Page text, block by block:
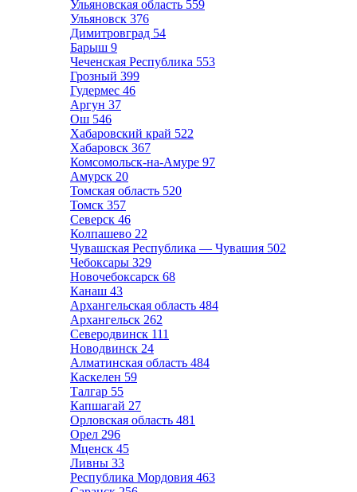
Ульяновская область 559
Ульяновск 376
Димитровград 54
Барыш 9
Чеченская Республика 553
Грозный 399
Гудермес 46
Аргун 37
Ош 546
Хабаровский край 522
Хабаровск 367
Комсомольск-на-Амуре 97
Амурск 20
Томская область 520
Томск 357
Северск 46
Колпашево 22
Чувашская Республика — Чувашия 502
Чебоксары 329
Новочебоксарск 68
Канаш 43
Архангельская область 484
Архангельск 262
Северодвинск 111
Новодвинск 24
Алматинская область 484
Каскелен 59
Талгар 55
Капшагай 27
Орловская область 481
Орел 296
Мценск 45
Ливны 33
Республика Мордовия 463